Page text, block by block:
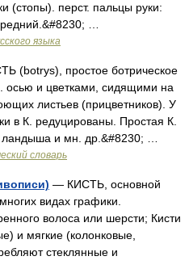
(стопы). перст. пальцы руки:
…
языка
(botrys), простое ботрическое
осью и цветками, сидящими на
листьев (прицветников). У
в К. редуцированы. Простая К.
ландыша и мн. др.&#8230; …
словарь
— КИСТЬ, основной
видах графики.
волоса или шерсти; Кисти
и мягкие (колонковые,
стеклянные и